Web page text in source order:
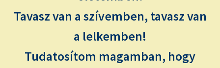
Tavasz van a szívemben, tavasz van
a lelkemben!
Tudatosítom magamban, hogy